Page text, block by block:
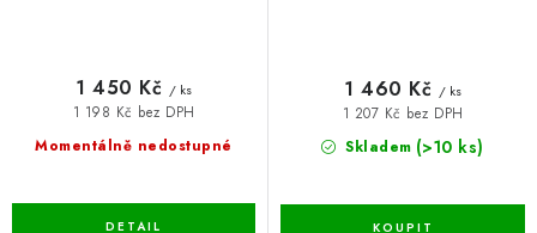
Momentálně nedostupné
1 198 Kč bez DPH
1 450 Kč / ks
Skladem (>10 ks)
1 207 Kč bez DPH
1 460 Kč / ks